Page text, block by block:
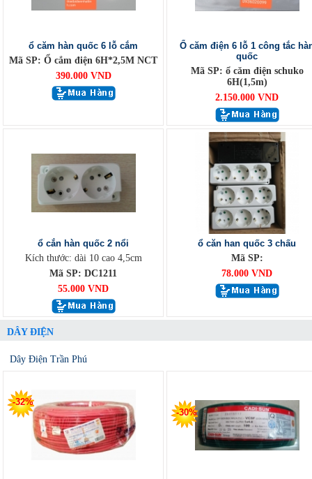
ổ căm hàn quốc 6 lỗ cắm
Mã SP: Ổ cắm điện 6H*2,5M NCT
390.000 VND
Ổ căm điện 6 lỗ 1 công tắc
quốc
Mã SP: ổ căm điện schuko
6H(1,5m)
2.150.000 VND
ổ cắn hàn quốc 2 nổi
Kích thước: dài 10 cao 4,5cm
Mã SP: DC1211
55.000 VND
ổ căn han quốc 3 chấu
Mã SP:
78.000 VND
DÂY ĐIỆN
Dây Điện Trần Phú
-32%
-30%